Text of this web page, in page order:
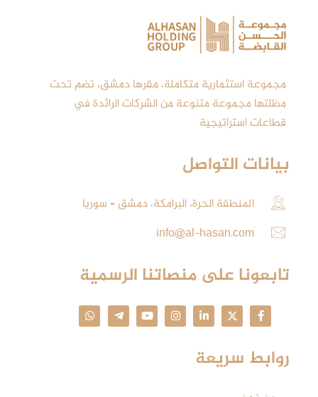
مجموعة استثمارية متكاملة، مقرها دمشق، تضم تحت
مظلتها مجموعة متنوعة من الشركات الرائدة في
قطاعات استراتيجية
بيانات التواصل
المنطقة الحرة، البرامكة، دمشق – سوريا
info@al-hasan.com
تابعونا على منصاتنا الرسمية
روابط سريعة